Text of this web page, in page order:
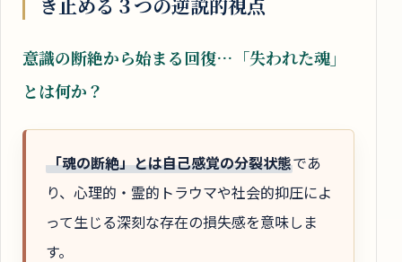
き止める３つの逆説的視点
意識の断絶から始まる回復…「失われた魂」
とは何か？
「魂の断絶」とは自己感覚の分裂状態であ
り、心理的・霊的トラウマや社会的抑圧によ
って生じる深刻な存在の損失感を意味しま
す。